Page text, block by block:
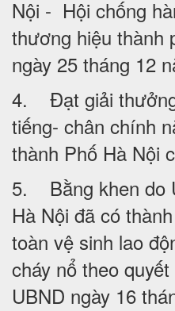
Nội - Hội chống
thương hiệu thành
ngày 25 tháng 12
4. Đạt giải
tiếng- chân chính
thành Phố Hà Nội
5. Bằng khen do
Hà Nội đã có
toàn vệ sinh lao
cháy nổ theo
UBND ngày 16